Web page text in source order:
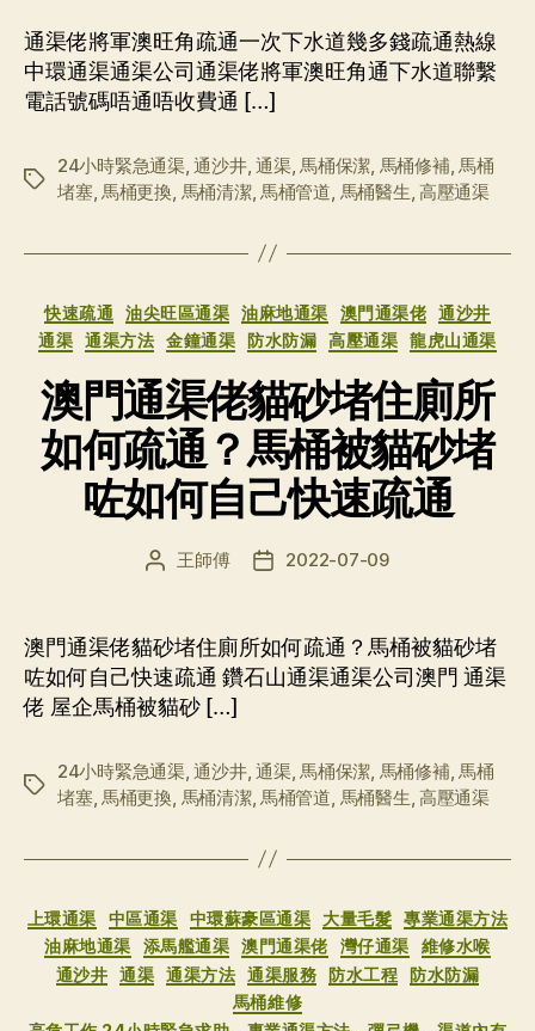
者
期
通渠佬將軍澳旺角疏通一次下水道幾多錢疏通熱線
中環通渠通渠公司通渠佬將軍澳旺角通下水道聯繫
電話號碼唔通唔收費通 […]
标
24小時緊急通渠,通沙井,通渠, 馬桶保潔 馬桶修補 馬桶
堵塞, 馬桶更換 馬桶清潔, 馬桶管道 馬桶醫生 高壓通渠
分
类
快速疏通 油尖旺區通渠 油麻地通渠 澳門通渠佬
通沙井
通渠 通渠方法 金鐘通渠 防水防漏 高壓通渠 龍虎山通渠
澳門通渠佬貓砂堵住廁所
如何疏通？馬桶被貓砂堵
咗如何自己快速疏通
文
者
王師傅
发
期
2022-07-09
澳門通渠佬貓砂堵住廁所如何疏通？馬桶被貓砂堵
咗如何自己快速疏通 鑽石山通渠通渠公司澳門 通渠
佬 屋企馬桶被貓砂 […]
标
24小時緊急通渠,通沙井,通渠, 馬桶保潔 馬桶修補 馬桶
堵塞, 馬桶更換 馬桶清潔, 馬桶管道 馬桶醫生 高壓通渠
分
类
上環通渠 中區通渠 中環蘇豪區通渠 大量毛髮
專業通渠方法
油麻地通渠
添馬艦通渠 澳門通渠佬 灣仔通渠
維修水喉
通沙井 通渠 通渠方法 通渠服務 防水工程
防水防漏
馬桶維修